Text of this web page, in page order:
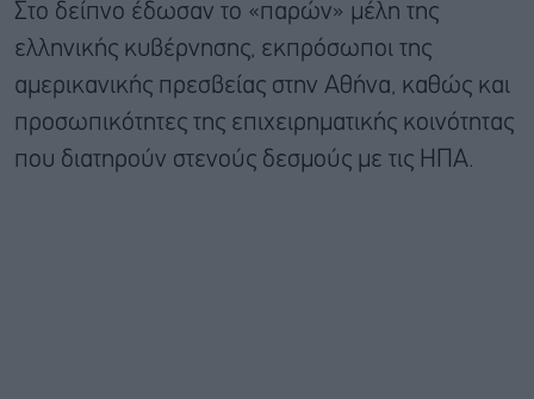
Στο δείπνο έδωσαν το «παρών» μέλη της
ελληνικής κυβέρνησης, εκπρόσωποι της
αμερικανικής πρεσβείας στην Αθήνα, καθώς και
προσωπικότητες της επιχειρηματικής κοινότητας
που διατηρούν στενούς δεσμούς με τις ΗΠΑ.